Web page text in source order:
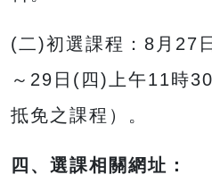
(二)初選課程：8月27
～29日(四)上午11時
抵免之課程）。
四、選課相關網址：